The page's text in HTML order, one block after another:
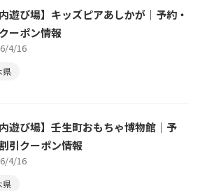
内遊び場】キッズピアあしかが｜予約・
ーポン情報
4/16
県
内遊び場】壬生町おもちゃ博物館｜予
引クーポン情報
4/16
県